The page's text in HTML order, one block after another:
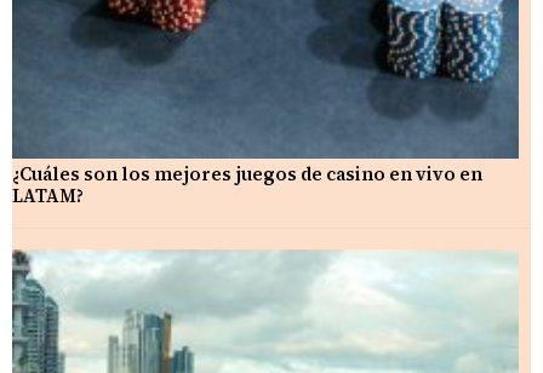
¿Cuáles son los mejores juegos de casino en vivo en
LATAM?